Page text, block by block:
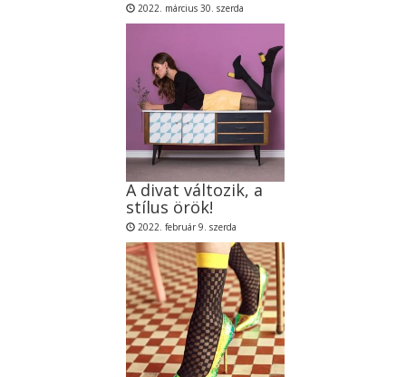
2022. március 30. szerda
A divat változik, a
stílus örök!
2022. február 9. szerda